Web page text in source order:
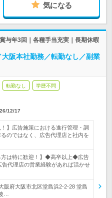
気になる
与年3回｜各種手当充実｜長期休暇
阪本社勤務／転勤なし／副業
転勤なし 学歴不問
12/17
】広告施策における進行管理・調
のではなく、広告代理店と社内を
方は特に歓迎！】◆高卒以上◆広告
代理店の営業経験があれば活かせ
府大阪市北区堂島浜2-2-28 堂島
…